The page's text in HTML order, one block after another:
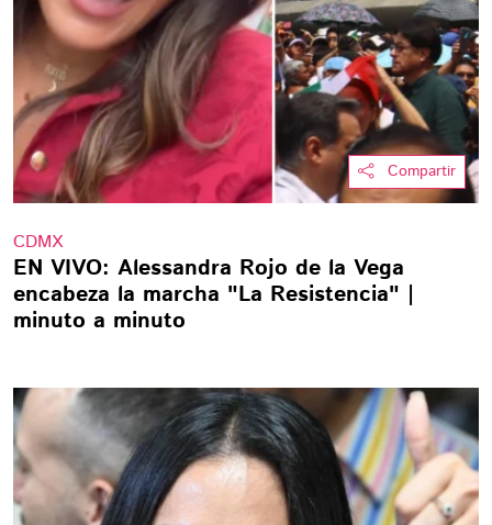
Compartir
CDMX
EN VIVO: Alessandra Rojo de la Vega
encabeza la marcha "La Resistencia" |
minuto a minuto